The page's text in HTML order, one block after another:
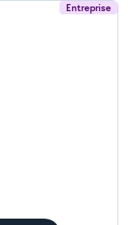
Entreprise